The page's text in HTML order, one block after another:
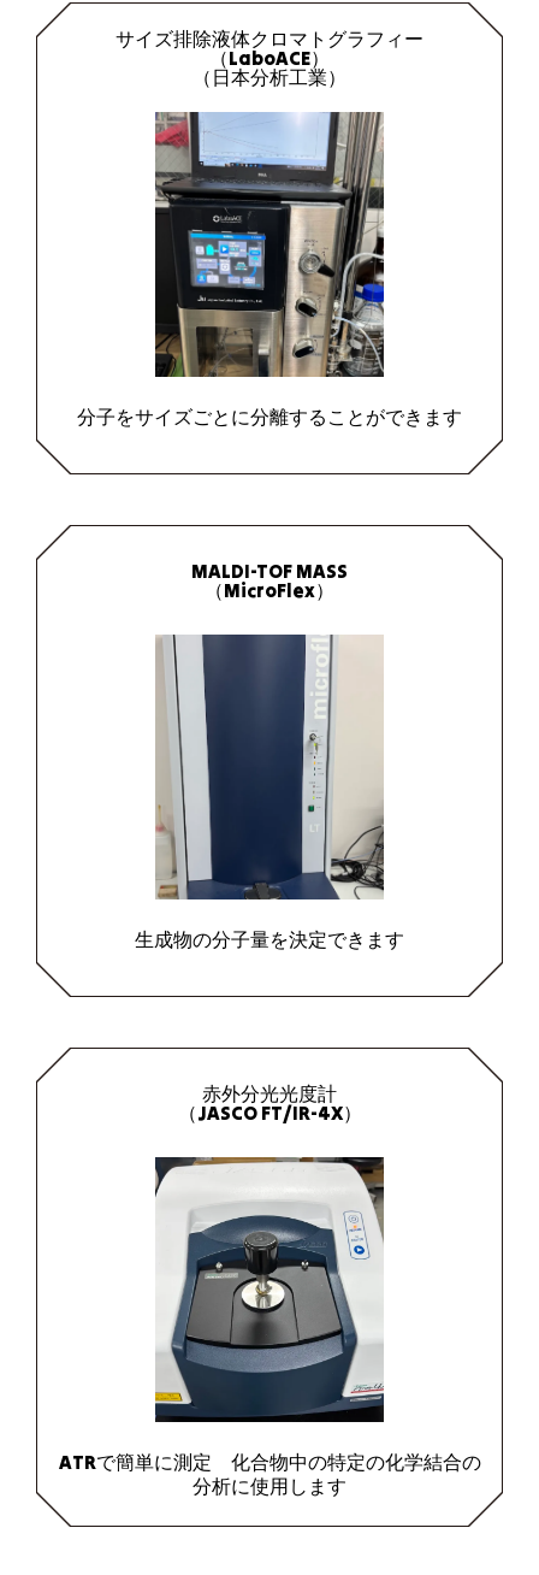
サイズ排除液体クロマトグラフィー
（LaboACE）
（日本分析工業）
分子をサイズごとに分離することができます
MALDI-TOF MASS
（MicroFlex）
生成物の分子量を決定できます
赤外分光光度計
（JASCO FT/IR-4X）
ATRで簡単に測定 化合物中の特定の化学結合の
分析に使用します